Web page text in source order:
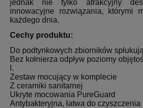
jednak nie tylko atrakcyjny
innowacyjne rozwiązania, którymi
każdego dnia.
Cechy produktu:
Do podtynkowych zbiorników
Bez kołnierza odpływ poziomy
l.
Zestaw mocujący w komplecie
Z ceramiki sanitarnej
Ukryte mocowania PureGuard
Antybakteryjna, łatwa do czyszczenia